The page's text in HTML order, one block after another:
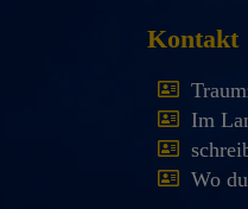
Kontakt
Im
Wo